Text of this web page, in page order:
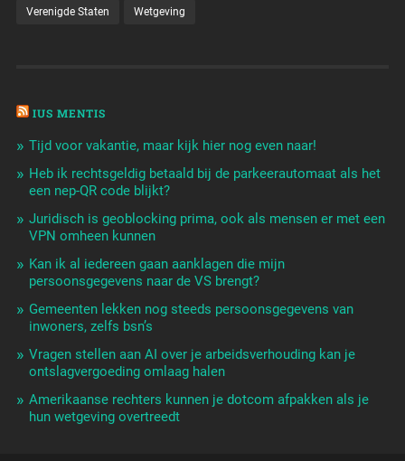
Verenigde Staten Wetgeving
IUS MENTIS
Tijd voor vakantie, maar kijk hier nog even naar!
Heb ik rechtsgeldig betaald bij de parkeerautomaat als het
een nep-QR code blijkt?
Juridisch is geoblocking prima, ook als mensen er met een
VPN omheen kunnen
Kan ik al iedereen gaan aanklagen die mijn
persoonsgegevens naar de VS brengt?
Gemeenten lekken nog steeds persoonsgegevens van
inwoners, zelfs bsn’s
Vragen stellen aan AI over je arbeidsverhouding kan je
ontslagvergoeding omlaag halen
Amerikaanse rechters kunnen je dotcom afpakken als je
hun wetgeving overtreedt